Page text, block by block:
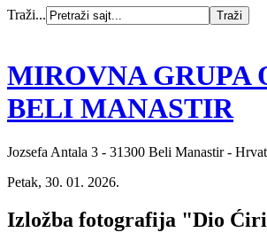
Traži...
MIROVNA GRUPA
BELI MANASTIR
Jozsefa Antala 3 - 31300 Beli Manastir -
Petak, 30. 01. 2026.
Izložba fotografija "Dio